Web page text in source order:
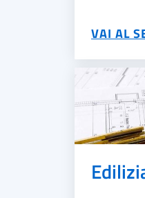
VAI AL